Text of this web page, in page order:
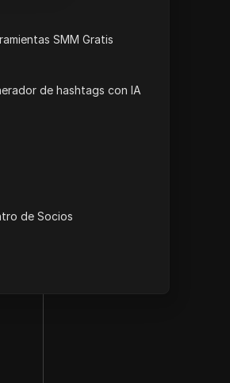
SMM Gratis
de hashtags con IA
de Socios